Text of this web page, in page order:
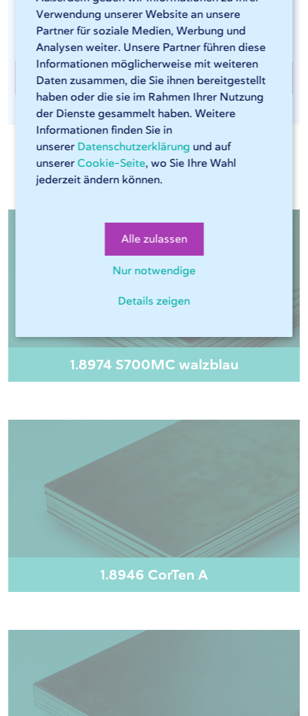
Verwendung unserer Website an unsere
Partner für soziale Medien, Werbung und
Analysen weiter. Unsere Partner führen diese
Informationen möglicherweise mit weiteren
Daten zusammen, die Sie ihnen bereitgestellt
haben oder die sie im Rahmen Ihrer Nutzung
der Dienste gesammelt haben. Weitere
Informationen finden Sie in
unserer Datenschutzerklärung und auf
unserer Cookie-Seite, wo Sie Ihre Wahl
jederzeit ändern können.
Alle zulassen
Nur notwendige
Details zeigen
Kantenbearbeitung von Stahl wird auf einer unserer
sechs LISSMAC-Maschinen durchgeführt.
Kantenbearbeitung bei 247TailorSteel
Relevante Materialien
1.8974 S700MC walzblau
1.8946 CorTen A